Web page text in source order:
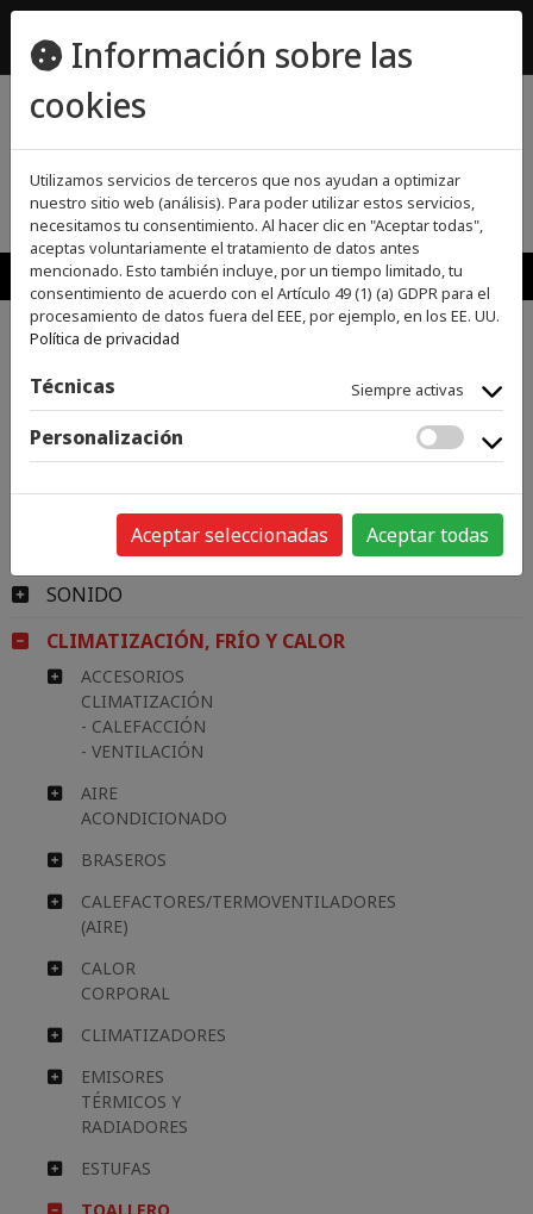
955800642
MENU
INICIO> CLIMATIZACIÓN, FRÍO Y CALOR
ELECTRICO
Categorías
GRANDES ELECTRODOMÉSTICOS
IMAGEN
SONIDO
CLIMATIZACIÓN, FRÍO Y CALOR
ACCESORIOS
CLIMATIZACIÓN
- CALEFACCIÓN
- VENTILACIÓN
AIRE
ACONDICIONADO
BRASEROS
CALEFACTORES/TERMOVENTILADORES
(AIRE)
CALOR
CORPORAL
CLIMATIZADORES
EMISORES
TÉRMICOS Y
RADIADORES
ESTUFAS
Información sobre las
cookies
Utilizamos servicios de terceros que nos ayudan a optimizar
nuestro sitio web (análisis). Para poder utilizar estos servicios,
necesitamos tu consentimiento. Al hacer clic en "Aceptar todas",
aceptas voluntariamente el tratamiento de datos antes
mencionado. Esto también incluye, por un tiempo limitado, tu
consentimiento de acuerdo con el Artículo 49 (1) (a) GDPR para el
procesamiento de datos fuera del EEE, por ejemplo, en los EE. UU.
Política de privacidad
Técnicas Siempre activas
Personalización
Aceptar seleccionadas Aceptar todas